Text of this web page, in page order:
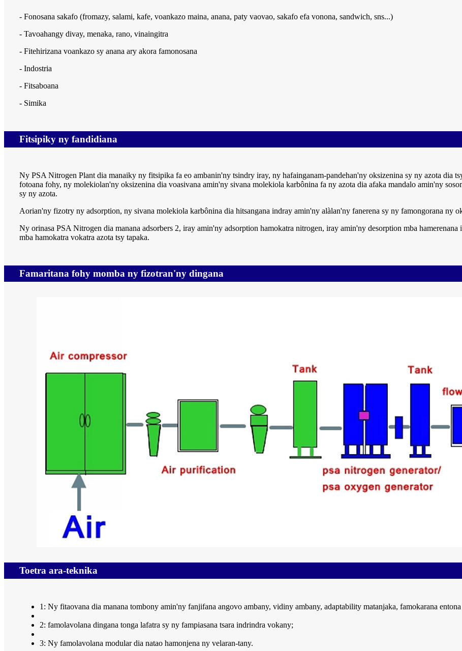
- Fonosana sakafo (fromazy, salami, kafe, voankazo maina, anana, paty vaovao, sakafo efa vonona, sandwich, sns...)
- Tavoahangy divay, menaka, rano, vinaingitra
- Fitehirizana voankazo sy anana ary akora famonosana
- Indostria
- Fitsaboana
- Simika
Fitsipiky ny fandidiana
Ny PSA Nitrogen Plant dia manaiky ny fitsipika fa eo ambanin'ny tsindry iray, ny hafainganam-pandehan'ny oksizenina sy ny azota dia
fotoana fohy, ny molekiolan'ny oksizenina dia voasivana amin'ny sivana molekiola karbônina fa ny azota dia afaka mandalo amin'ny
sy ny azota.
Aorian'ny fizotry ny adsorption, ny sivana molekiola karbônina dia hitsangana indray amin'ny alàlan'ny fanerena sy ny famongorana ny
Ny orinasa PSA Nitrogen dia manana adsorbers 2, iray amin'ny adsorption hamokatra nitrogen, iray amin'ny desorption mba
mba hamokatra vokatra azota tsy tapaka.
Famaritana fohy momba ny fizotran'ny dingana
Toetra ara-teknika
1: Ny fitaovana dia manana tombony amin'ny fanjifana angovo ambany, vidiny ambany, adaptability matanjaka, famokarana
2: famolavolana dingana tonga lafatra sy ny fampiasana tsara indrindra vokany;
3: Ny famolavolana modular dia natao hamonjena ny velaran-tany.